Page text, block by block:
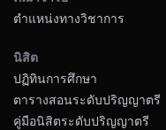
ตำแหน่งทางวิชาการ
นิสิต
ปฏิทินการศึกษา
ตารางสอนระดับปริญญาตรี
คู่มือนิสิตระดับปริญญาตรี